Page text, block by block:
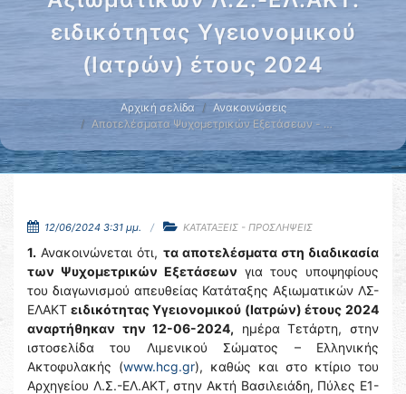
ειδικότητας Υγειονομικού
(Ιατρών) έτους 2024
Αρχική σελίδα
Ανακοινώσεις
Αποτελέσματα Ψυχομετρικών Εξετάσεων - …
12/06/2024 3:31 μμ. ΚΑΤΑΤΑΞΕΙΣ - ΠΡΟΣΛΗΨΕΙΣ
1. Ανακοινώνεται ότι, τα αποτελέσματα στη διαδικασία
των Ψυχομετρικών Εξετάσεων για τους υποψηφίους
του διαγωνισμού απευθείας Κατάταξης Αξιωματικών ΛΣ-
ΕΛΑΚΤ ειδικότητας Υγειονομικού (Ιατρών) έτους 2024
αναρτήθηκαν την 12-06-2024, ημέρα Τετάρτη, στην
ιστοσελίδα του Λιμενικού Σώματος – Ελληνικής
Ακτοφυλακής (www.hcg.gr), καθώς και στο κτίριο του
Αρχηγείου Λ.Σ.-ΕΛ.ΑΚΤ, στην Ακτή Βασιλειάδη, Πύλες Ε1-